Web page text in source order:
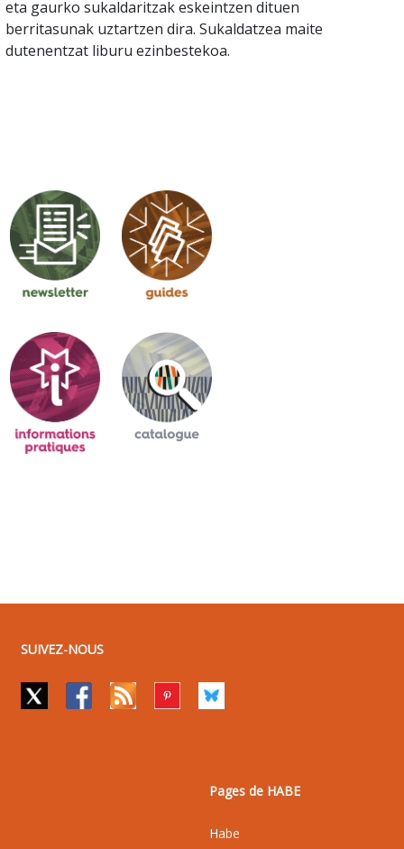
eta gaurko sukaldaritzak eskeintzen dituen
berritasunak uztartzen dira. Sukaldatzea maite
dutenentzat liburu ezinbestekoa.
SUIVEZ-NOUS
Pages de HABE
Habe